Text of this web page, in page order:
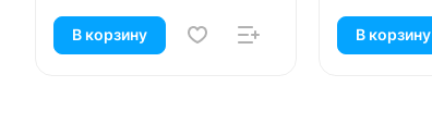
В корзину В корзину